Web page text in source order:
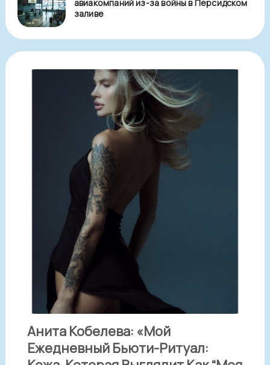
авиакомпаний из-за войны в Персидском
заливе
Анита Кобелева: «Мой
Ежедневный Бьюти-Ритуал: